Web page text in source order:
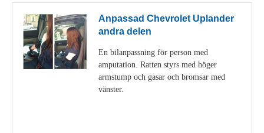
Anpassad Chevrolet Uplander
andra delen
En bilanpassning för person med
amputation. Ratten styrs med höger
armstump och gasar och bromsar med
vänster.